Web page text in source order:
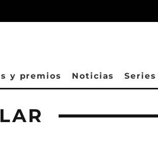
y premios Noticias Series